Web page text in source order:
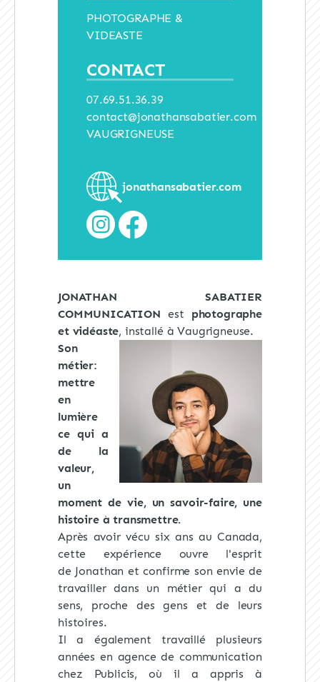
PHOTOGRAPHE &
VIDEASTE
CONTACT
07.69.51.36.39
contact@jonathansabatier.com
VAUGRIGNEUSE
jonathansabatier.com
JONATHAN SABATIER
COMMUNICATION est photographe
et vidéaste, installé à Vaugrigneuse.
Son
métier:
mettre
en
lumière
ce qui a
de la
valeur,
un
moment de vie, un savoir-faire, une
histoire à transmettre.
Après avoir vécu six ans au Canada,
cette expérience ouvre l'esprit
de Jonathan et confirme son envie de
travailler dans un métier qui a du
sens, proche des gens et de leurs
histoires.
Il a également travaillé plusieurs
années en agence de communication
chez Publicis, où il a appris à